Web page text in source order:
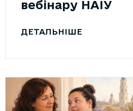
вебінару НАІУ
ДЕТАЛЬНІШЕ